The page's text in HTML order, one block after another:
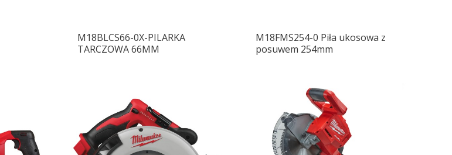
M18BLCS66-0X-PILARKA
TARCZOWA 66MM
M18FMS254-0 Piła ukosowa z
posuwem 254mm